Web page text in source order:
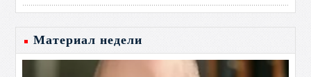
Материал недели